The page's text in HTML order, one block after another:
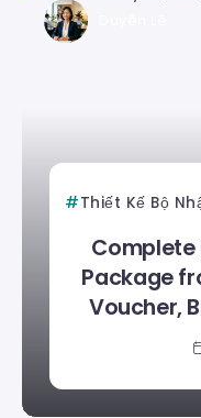
Thiết Kế Bộ
Complete
Package
Voucher,